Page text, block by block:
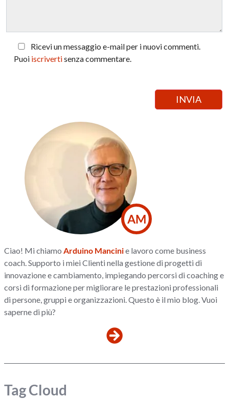
Ricevi un messaggio e-mail per i nuovi commenti.
Puoi iscrivertisenza commentare.
AM
Ciao! Mi chiamoArduino Mancinie lavoro come business
coach. Supporto i miei Clienti nella gestione di progetti di
innovazione e cambiamento, impiegando percorsi di coaching e
corsi di formazione per migliorare le prestazioni professionali
di persone, gruppi e organizzazioni. Questo è il mio blog. Vuoi
saperne di più?
Tag Cloud